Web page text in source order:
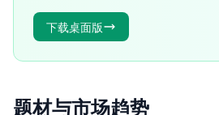
下载桌面版
题材与市场趋势